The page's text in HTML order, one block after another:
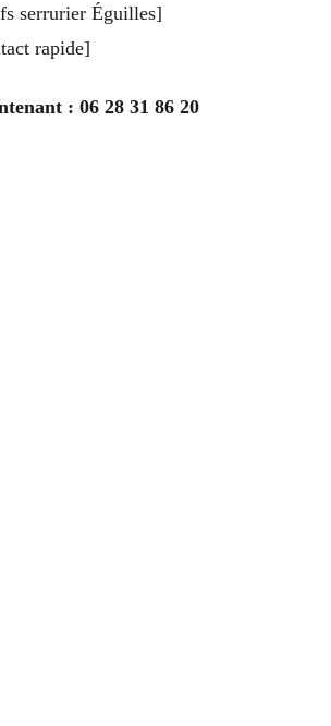
serrurier Éguilles]
rapide]
: 06 28 31 86 20